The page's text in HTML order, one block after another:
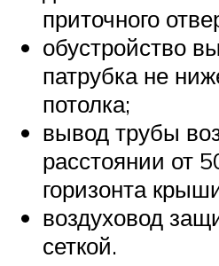
приточного
обустройство
патрубка не
потолка;
вывод трубы
расстоянии от
горизонта
воздуховод
сеткой.